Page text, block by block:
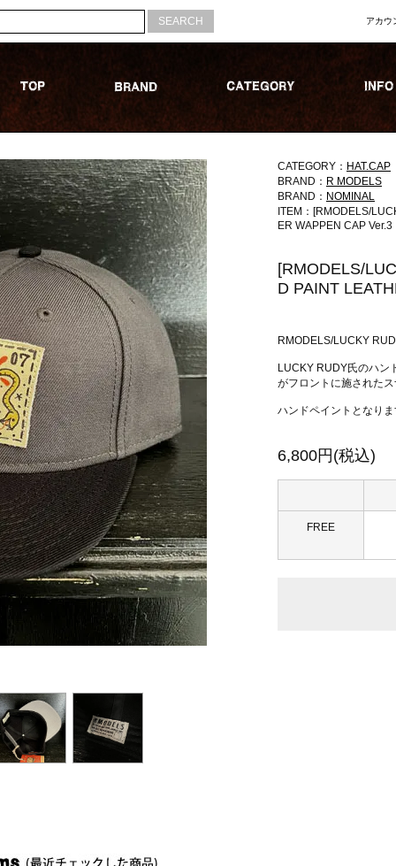
アカウ
CATEGORY： HAT.CAP
BRAND： R MODELS
BRAND： NOMINAL
ITEM：[RMODELS/
ER WAPPEN CAP Ver.3
[RMODELS/
D PAINT
RMODELS/LUCKY
LUCKY RUDY氏のハン
がフロントに施された
ハンドペイントとなり
6,800円(税込)
FREE